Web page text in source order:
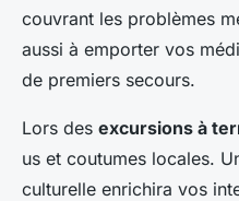
couvrant les problèmes
aussi à emporter vos
de premiers secours.
Lors des excursions à
us et coutumes locales.
culturelle enrichira vos